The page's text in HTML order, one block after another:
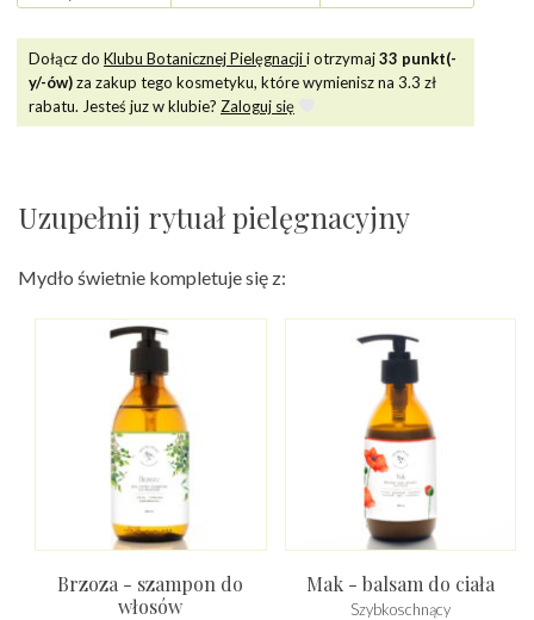
Dołącz do Klubu Botanicznej Pielęgnacjii otrzymaj33 punkt(-
y/-ów)za zakup tego kosmetyku, które wymienisz na 3.3 zł
rabatu. Jesteś juz w klubie? Zaloguj się
Uzupełnij rytuał pielęgnacyjny
Mydło świetnie kompletuje się z:
Brzoza - szampon do
włosów
Mak - balsam do ciała
Szybkoschnący